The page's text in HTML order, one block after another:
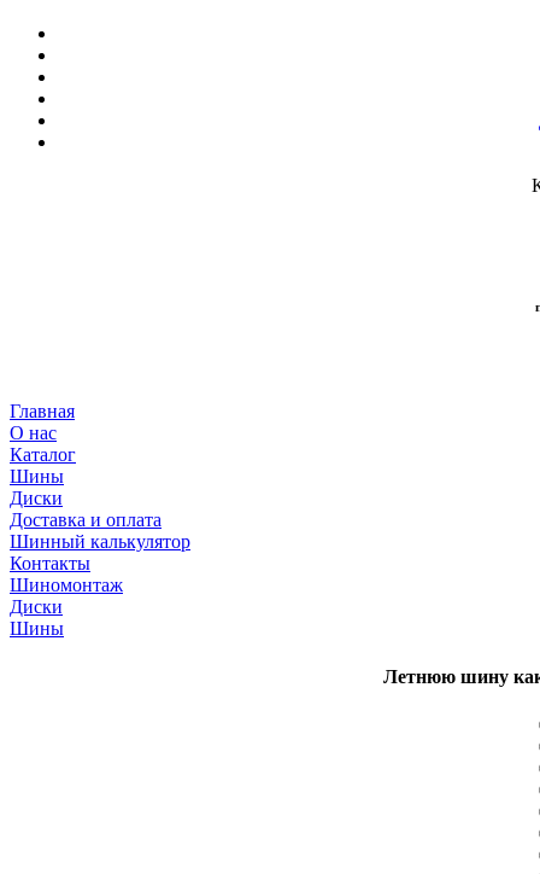
Главная
О нас
Каталог
Шины
Диски
Доставка и оплата
Шинный калькулятор
Контакты
Шиномонтаж
Диски
Шины
Летнюю шину